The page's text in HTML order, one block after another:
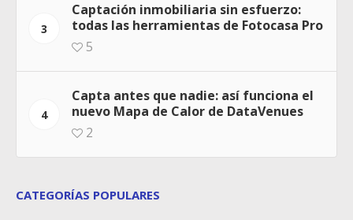
3
Captación inmobiliaria sin esfuerzo:
todas las herramientas de Fotocasa Pro
5
4
Capta antes que nadie: así funciona el
nuevo Mapa de Calor de DataVenues
2
CATEGORÍAS POPULARES